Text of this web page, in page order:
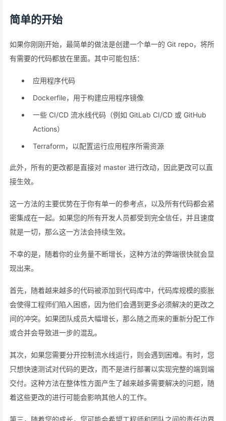
简单的开始
如果你刚刚开始，最简单的做法是创建一个单一的 Git repo，将所
有需要的代码都放在里面。其中可能包括：
应用程序代码
Dockerfile，用于构建应用程序镜像
一些 CI/CD 流水线代码（例如 GitLab CI/CD 或 GitHub
Actions）
Terraform，以配置运行应用程序所需资源
此外，所有的更改都是直接对 master 进行改动，因此更改可以直
接生效。
这一方法的主要优势在于你有单一的参考点，以及所有代码都会紧
密集成在一起。如果您的所有开发人员都受到完全信任，并且速度
就是一切，那么这一方法会持续生效。
不幸的是，随着你的业务量不断增长，这种方法的弊端很快就会显
现出来。
首先，随着越来越多的代码被添加到代码库中，代码库规模的膨胀
会使得工程师们陷入困惑，因为他们会遇到更多必须解决的更改之
间的冲突。如果团队成员大幅增长，那么随之而来的重新分配工作
或合并会导致进一步的混乱。
其次，如果您需要分开控制流水线运行，则会遇到困难。有时，您
只想快速测试对代码的更改，而不是进行部署以实现完整的端到端
交付。这种方法在整体性方面产生了越来越多需要解决的问题，随
着这些更改的进行可能会影响其他人的工作。
第三，随着您的成长，您可能会希望工程师和团队之间的责任边界